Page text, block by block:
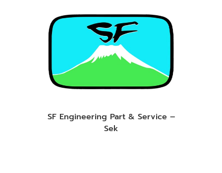
SF Engineering Part & Service –
Sek